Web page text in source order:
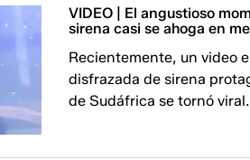
VIDEO | El angustioso
sirena casi se ahoga en
Recientemente, un video
disfrazada de sirena
de Sudáfrica se tornó viral.